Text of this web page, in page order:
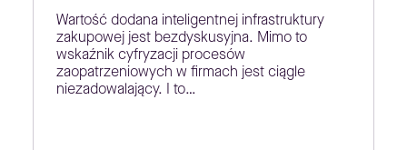
Wartość dodana inteligentnej infrastruktury
zakupowej jest bezdyskusyjna. Mimo to
wskaźnik cyfryzacji procesów
zaopatrzeniowych w firmach jest ciągle
niezadowalający. I to…